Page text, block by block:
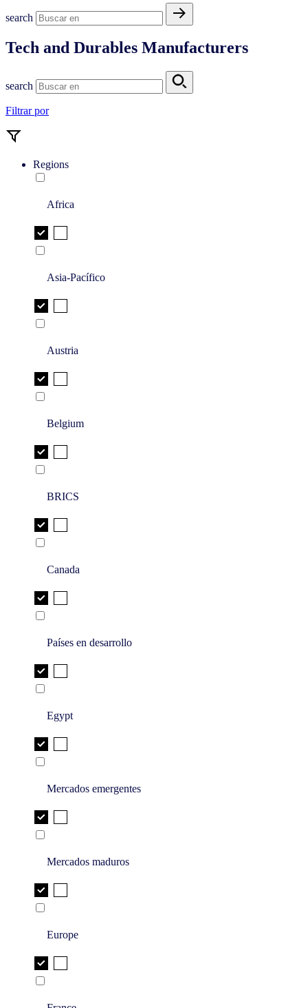
search
Tech and Durables Manufacturers
search
Filtrar por
Regions
Africa
Asia-Pacífico
Austria
Belgium
BRICS
Canada
Países en desarrollo
Egypt
Mercados emergentes
Mercados maduros
Europe